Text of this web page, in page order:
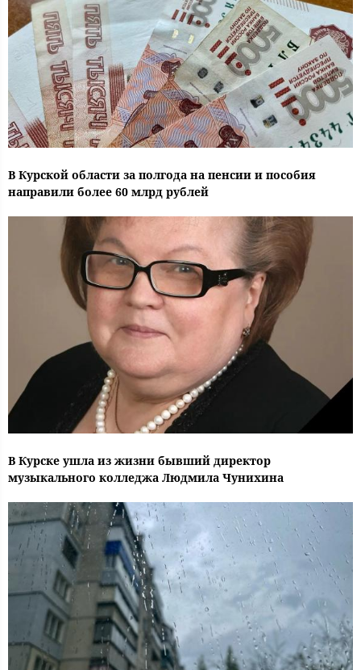
В Курской области за полгода на пенсии и пособия
направили более 60 млрд рублей
В Курске ушла из жизни бывший директор
музыкального колледжа Людмила Чунихина